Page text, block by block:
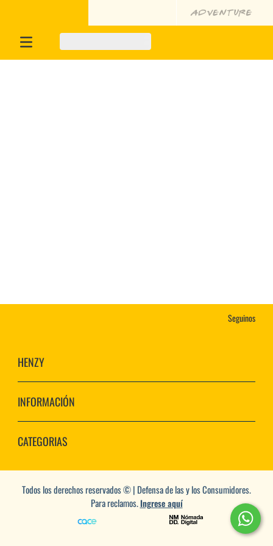
Seguinos
HENZY
INFORMACIÓN
CATEGORIAS
Todos los derechos reservados © | Defensa de las y los Consumidores.
Para reclamos.Ingrese aquí